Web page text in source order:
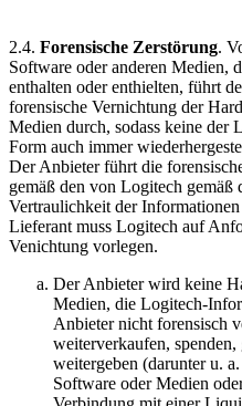
2.4. Forensische Zerstörung.
Software oder anderen Medien,
enthalten oder enthielten, führt
forensische Vernichtung der
Medien durch, sodass keine der
Form auch immer
Der Anbieter führt die
gemäß den von Logitech gemäß
Vertraulichkeit der
Lieferant muss Logitech auf
Venichtung vorlegen.
Der Anbieter wird keine
Medien, die Logitech-
Anbieter nicht forensisch
weiterverkaufen,
weitergeben (darunter u.
Software oder Medien